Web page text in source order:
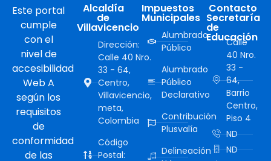
Este portal
cumple
con el
nivel de
accesibilidad
Web A
según los
requisitos
de
conformidad
de las
Alcaldía
de
Villavicencio
Dirección:
Calle 40 Nro.
33 - 64,
Centro,
Villavicencio,
meta,
Colombia
Código
Postal:
Impuestos
Municipales
Alumbrado
Público
Alumbrado
Público
Declarativo
Contribución
Plusvalía
Delineación
Contacto
Secretaría
de
Educación
Calle
40 Nro.
33 -
64,
Barrio
Centro,
Piso 4
ND
ND